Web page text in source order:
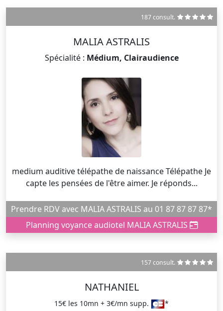
187 consult.
MALIA ASTRALIS
Spécialité : Médium, Clairaudience
medium auditive télépathe de naissance Télépathe Je
capte les pensées de l'être aimer. Je réponds...
Prendre RDV avec MALIA ASTRALIS au 01 87 87 87 87*
Planning voyance audiotel MALIA ASTRALIS
157 consult.
NATHANIEL
15€ les 10mn + 3€/mn supp. *